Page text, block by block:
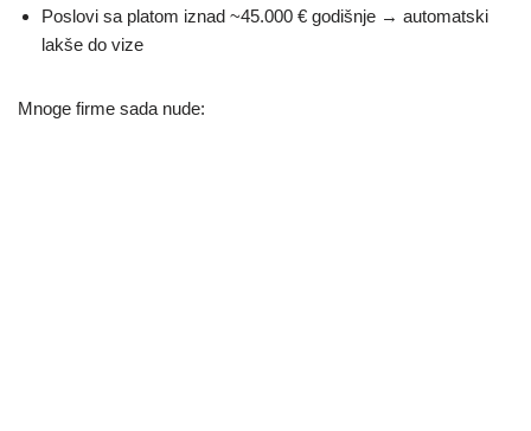
Poslovi sa platom iznad ~45.000 € godišnje → automatski
lakše do vize
Mnoge firme sada nude: